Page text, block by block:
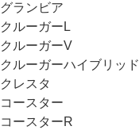
グランビア
クルーガーL
クルーガーV
クルーガーハイブリッド
クレスタ
コースター
コースターR